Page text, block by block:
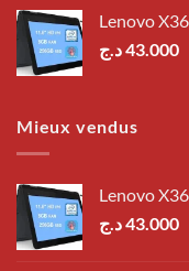
Lenovo
43.000د.ج
Mieux vendus
Lenovo
43.000د.ج